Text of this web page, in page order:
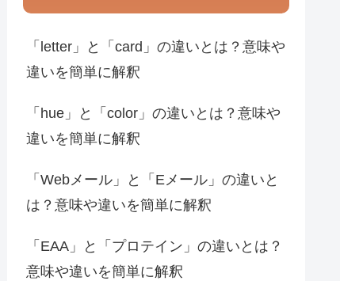
「letter」と「card」の違いとは？意味や
違いを簡単に解釈
「hue」と「color」の違いとは？意味や
違いを簡単に解釈
「Webメール」と「Eメール」の違いと
は？意味や違いを簡単に解釈
「EAA」と「プロテイン」の違いとは？
意味や違いを簡単に解釈